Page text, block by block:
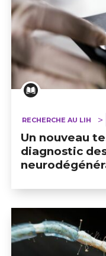
RECHERCHE AU LIH
Un nouveau
diagnostic